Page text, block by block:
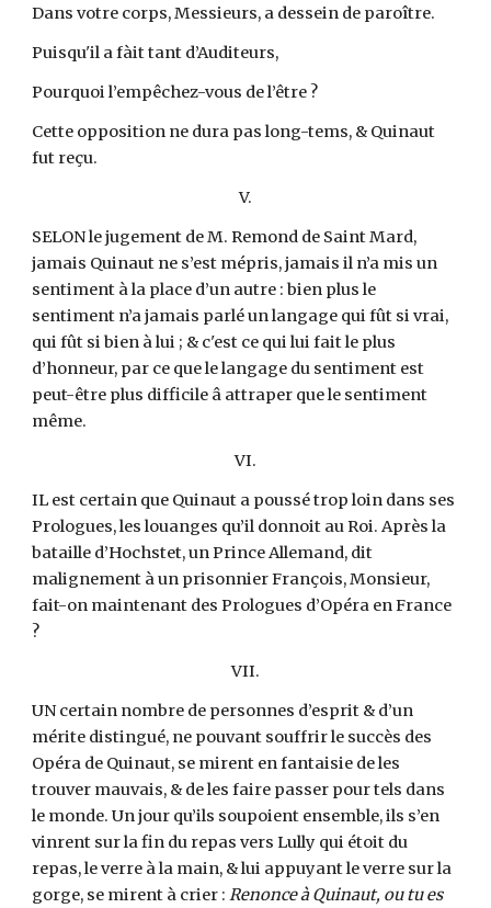
Dans votre corps, Messieurs, a dessein de paroître.
Puisqu'il a fàit tant d’Auditeurs,
Pourquoi l’empêchez-vous de l’être ?
Cette opposition ne dura pas long-tems, & Quinaut
fut reçu.
V.
SELON le jugement de M. Remond de Saint Mard,
jamais Quinaut ne s’est mépris, jamais il n’a mis un
sentiment à la place d’un autre : bien plus le
sentiment n’a jamais parlé un langage qui fût si vrai,
qui fût si bien à lui ; & c'est ce qui lui fait le plus
d’honneur, par ce que le langage du sentiment est
peut-être plus difficile â attraper que le sentiment
même.
VI.
IL est certain que Quinaut a poussé trop loin dans ses
Prologues, les louanges qu’il donnoit au Roi. Après la
bataille d’Hochstet, un Prince Allemand, dit
malignement à un prisonnier François, Monsieur,
fait-on maintenant des Prologues d’Opéra en France
?
VII.
UN certain nombre de personnes d’esprit & d’un
mérite distingué, ne pouvant souffrir le succès des
Opéra de Quinaut, se mirent en fantaisie de les
trouver mauvais, & de les faire passer pour tels dans
le monde. Un jour qu’ils soupoient ensemble, ils s’en
vinrent sur la fin du repas vers Lully qui étoit du
repas, le verre à la main, & lui appuyant le verre sur la
gorge, se mirent à crier :Renonce à Quinaut, ou tu es